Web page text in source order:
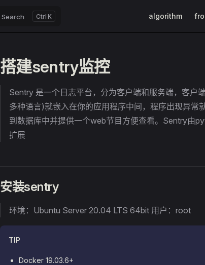
Search K algorithm
搭建sentry监控
Sentry 是一个日志平台，分为客户端和服务端，客户
多种语言)就嵌入在你的应用程序中间，程序出现异常
到数据库中并提供一个web节目方便查看。Sentry由
扩展
安装sentry
环境：Ubuntu Server 20.04 LTS 64bit 用户：root
TIP
Docker 19.03.6+